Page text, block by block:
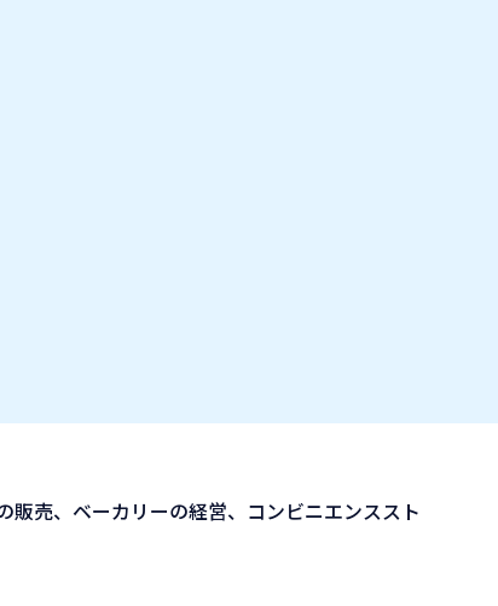
売、ベーカリーの経営、コンビニエンススト